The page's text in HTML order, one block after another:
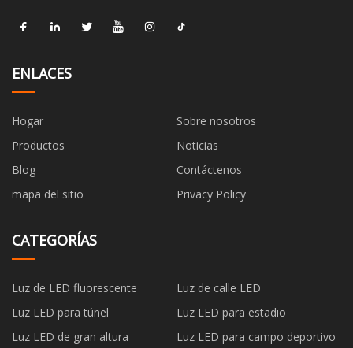
ENLACES
Hogar
Sobre nosotros
Productos
Noticias
Blog
Contáctenos
mapa del sitio
Privacy Policy
CATEGORÍAS
Luz de LED fluorescente
Luz de calle LED
Luz LED para túnel
Luz LED para estadio
Luz LED de gran altura
Luz LED para campo deportivo